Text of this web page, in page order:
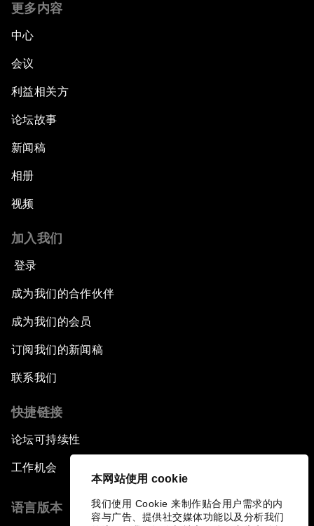
本网站使用 cookie
我们使用 Cookie 来制作贴合用户需求的内
容与广告、提供社交媒体功能以及分析我们
更多内容
中心
会议
利益相关方
论坛故事
新闻稿
相册
视频
加入我们
登录
成为我们的合作伙伴
成为我们的会员
订阅我们的新闻稿
联系我们
快捷链接
论坛可持续性
工作机会
语言版本